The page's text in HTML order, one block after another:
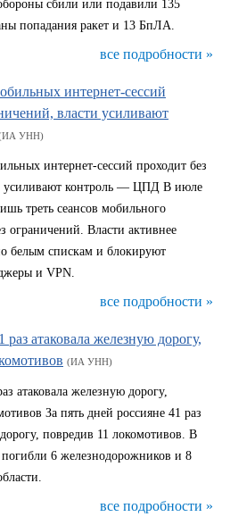
сбили или подавили 135
попадания ракет и 13 БпЛА.
все подробности »
интернет-сессий
власти усиливают
УНН)
интернет-сессий проходит без
усиливают контроль — ЦПД В июле
треть сеансов мобильного
ограничений. Власти активнее
белым спискам и блокируют
и VPN.
все подробности »
раз атаковала железную дорогу,
(ИА УНН)
атаковала железную дорогу,
За пять дней россияне 41 раз
повредив 11 локомотивов. В
погибли 6 железнодорожников и 8
все подробности »